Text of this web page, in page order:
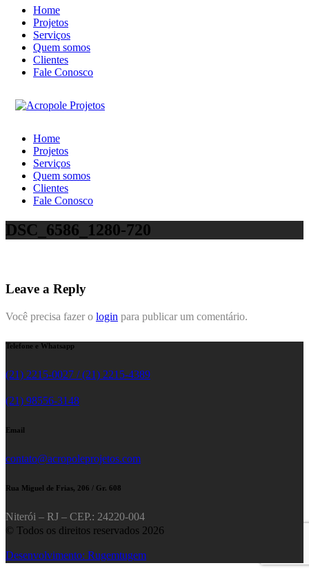
Home
Projetos
Serviços
Quem somos
Clientes
Fale Conosco
Home
Projetos
Serviços
Quem somos
Clientes
Fale Conosco
DSC_6586_1280-720
Leave a Reply
Você precisa fazer o login para publicar um comentário.
Telefone e Whatsapp
(21) 2215-0027 / (21) 2215-4389
(21) 98556-3148
Email
contato@acropoleprojetos.com
Rua Miguel de Frias, 206 / Gr. 608
Niterói – RJ – CEP.: 24220-004
© Todos os direitos reservados 2026
Desenvolvimento: Rugemtugem